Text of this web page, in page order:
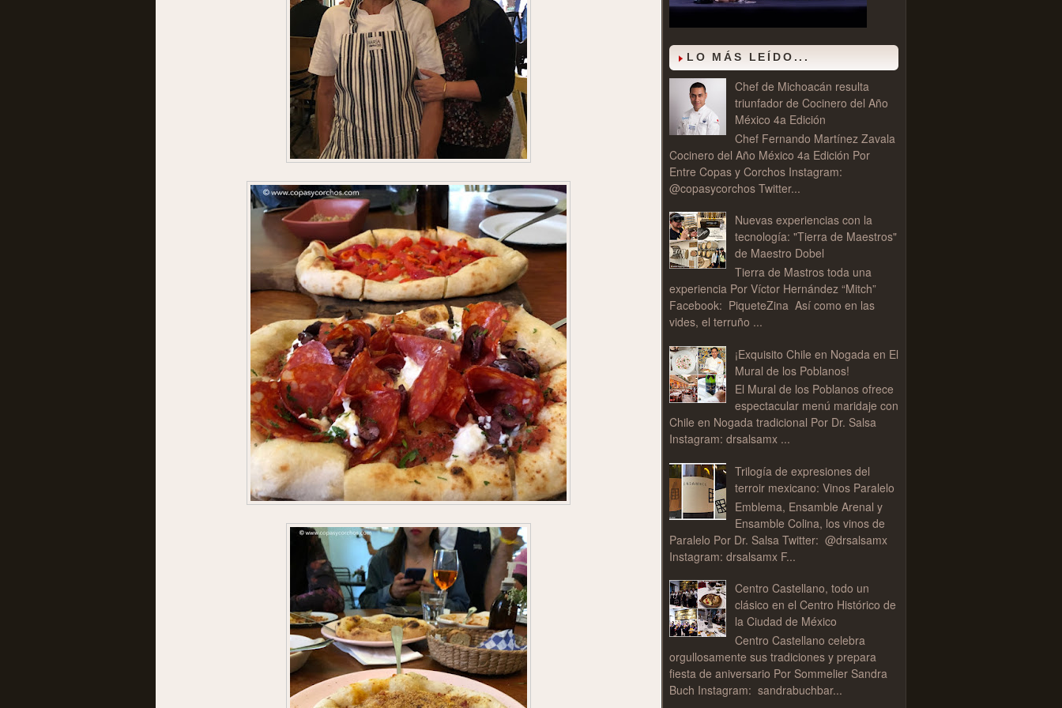
LO MÁS LEÍDO...
Chef de Michoacán resulta
triunfador de Cocinero del Año
México 4a Edición
Chef Fernando Martínez Zavala
Cocinero del Año México 4a Edición Por
Entre Copas y Corchos Instagram:
@copasycorchos Twitter...
Nuevas experiencias con la
tecnología: "Tierra de Maestros"
de Maestro Dobel
Tierra de Mastros toda una
experiencia Por Víctor Hernández “Mitch”
Facebook: PiqueteZina Así como en las
vides, el terruño ...
¡Exquisito Chile en Nogada en El
Mural de los Poblanos!
El Mural de los Poblanos ofrece
espectacular menú maridaje con
Chile en Nogada tradicional Por Dr. Salsa
Instagram: drsalsamx ...
Trilogía de expresiones del
terroir mexicano: Vinos Paralelo
Emblema, Ensamble Arenal y
Ensamble Colina, los vinos de
Paralelo Por Dr. Salsa Twitter: @drsalsamx
Instagram: drsalsamx F...
Centro Castellano, todo un
clásico en el Centro Histórico de
la Ciudad de México
Centro Castellano celebra
orgullosamente sus tradiciones y prepara
fiesta de aniversario Por Sommelier Sandra
Buch Instagram: sandrabuchbar...